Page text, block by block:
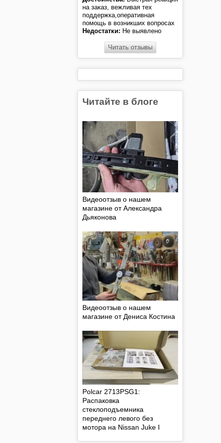
на заказ, вежливая тех
поддержка,оперативная
помощь в возникших вопросах
Недостатки: Не выявлено
Читать отзывы
Читайте в блоге
Видеоотзыв о нашем
магазине от Александра
Дьяконова
Видеоотзыв о нашем
магазине от Дениса Костина
Polcar 2713PSG1:
Распаковка
стеклоподъемника
переднего левого без
мотора на Nissan Juke I